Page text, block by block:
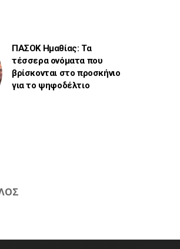
ΠΑΣΟΚ Ημαθίας: Τα
τέσσερα ονόματα που
βρίσκονται στο προσκήνιο
για το ψηφοδέλτιο